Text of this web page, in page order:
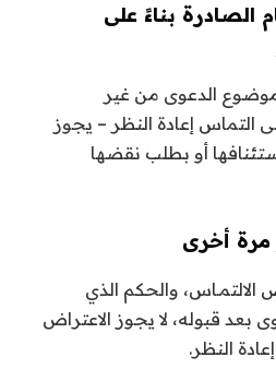
الصادرة بناءً على
الدعوى من غير
التماس إعادة النظر – يجوز
أو بطلب نقضها
مرة أخرى
الالتمـاس، والحكم الذي
قبوله، لا يجوز الاعتراض
النظر.